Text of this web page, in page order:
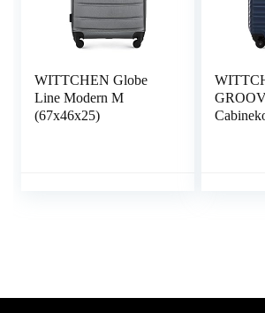
WITTCHEN Globe
Line Modern M
(67x46x25)